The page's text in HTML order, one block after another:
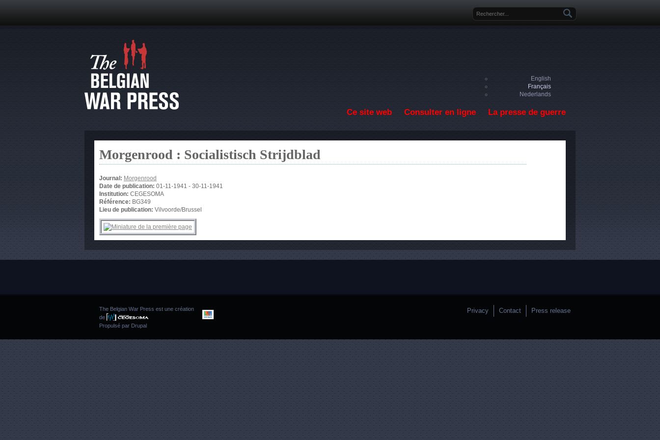
Formulaire de recherche
English
Français
Nederlands
Ce site web Consulter en ligne La presse de guerre
Morgenrood : Socialistisch Strijdblad
Journal: Morgenrood
Date de publication: 01-11-1941 - 30-11-1941
Institution: CEGESOMA
Référence: BG349
Lieu de publication: Vilvoorde/Brussel
The Belgian War Press est une création
de
Propulsé par Drupal
Privacy Contact Press release